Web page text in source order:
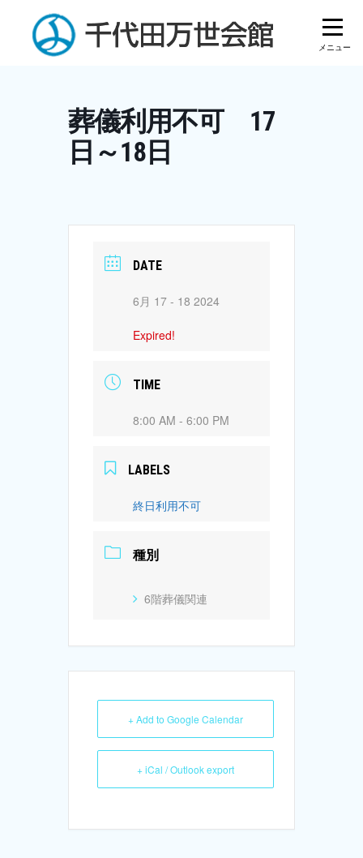
content
葬儀利用不可 17
日～18日
DATE
6月 17 - 18 2024
Expired!
TIME
8:00 AM - 6:00 PM
LABELS
終日利用不可
種別
6階葬儀関連
+ Add to Google Calendar
+ iCal / Outlook export